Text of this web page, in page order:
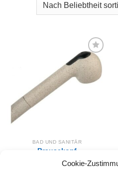
Cookie-
Zur
Wunschliste
hinzufügen
BAD UND SANITÄR
Brausekopf
Küchenarmatur 2
Funktion Beige